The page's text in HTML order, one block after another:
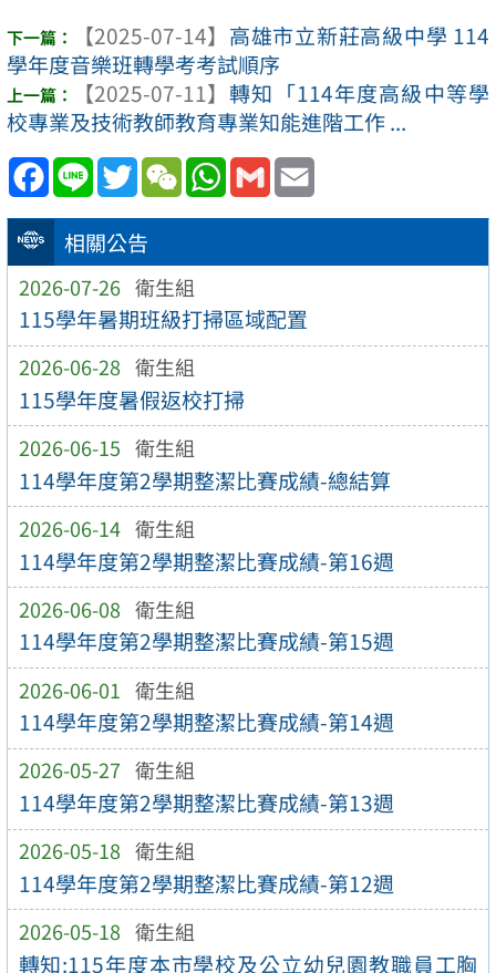
相關公告
2026-07-26 衛生組
115學年暑期班級打掃區域配置
2026-06-28 衛生組
115學年度暑假返校打掃
2026-06-15 衛生組
114學年度第2學期整潔比賽成績-總結算
2026-06-14 衛生組
114學年度第2學期整潔比賽成績-第16週
2026-06-08 衛生組
114學年度第2學期整潔比賽成績-第15週
2026-06-01 衛生組
114學年度第2學期整潔比賽成績-第14週
2026-05-27 衛生組
114學年度第2學期整潔比賽成績-第13週
2026-05-18 衛生組
114學年度第2學期整潔比賽成績-第12週
2026-05-18 衛生組
轉知:115年度本市學校及公立幼兒園教職員工胸
【2025-07-14】 高雄市立新莊高級中學 114
學年度音樂班轉學考考試順序
【2025-07-11】 轉知「114年度高級中等學
校專業及技術教師教育專業知能進階工作 ...
Facebook
Line TwitterWeChatWhatsApp
Gmail